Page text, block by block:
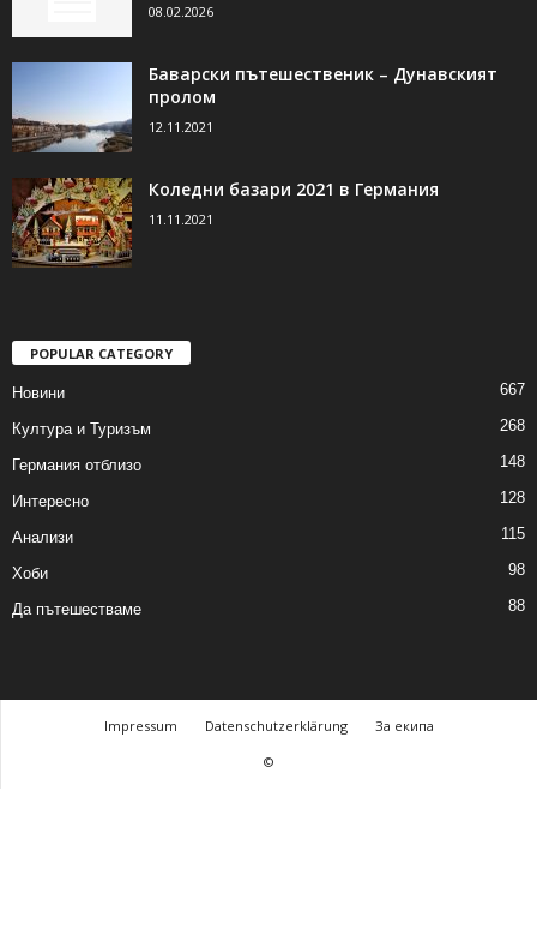
08.02.2026
Баварски пътешественик – Дунавският
пролом
12.11.2021
Коледни базари 2021 в Германия
11.11.2021
POPULAR CATEGORY
Новини 667
Култура и Туризъм 268
Германия отблизо 148
Интересно 128
Анализи 115
Хоби 98
Да пътешестваме 88
Impressum Datenschutzerklärung
За екипа
©